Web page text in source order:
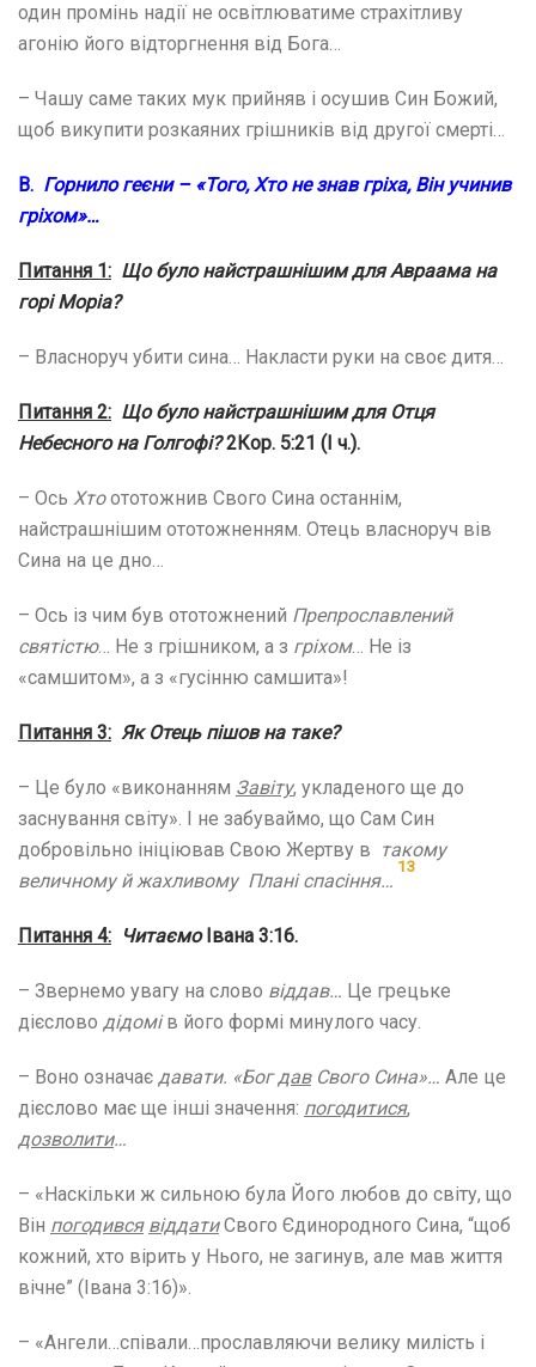
один промінь надії не освітлюватиме страхітливу
агонію його відторгнення від Бога…
– Чашу саме таких мук прийняв і осушив Син Божий,
щоб викупити розкаяних грішників від другої смерті…
В. Горнило геєни – «Того, Хто не знав гріха, Він учинив
гріхом»…
Питання 1: Що було найстрашнішим для Авраама на
горі Моріа?
– Власноруч убити сина… Накласти руки на своє дитя…
Питання 2: Що було найстрашнішим для Отця
Небесного на Голгофі?2Кор. 5:21 (І ч.).
– Ось Хтоототожнив Свого Сина останнім,
найстрашнішим ототожненням. Отець власноруч вів
Сина на це дно…
– Ось із чим був ототожнений Препрославлений
святістю… Не з грішником, а з гріхом… Не із
«самшитом», а з «гусінню самшита»!
Питання 3: Як Отець пішов на таке?
– Це було «виконанням Завіту, укладеного ще до
заснування світу». І не забуваймо, що Сам Син
добровільно ініціював Свою Жертву в такому
величному й жахливому Плані спасіння…
13
Питання 4: Читаємо Івана 3:16.
– Звернемо увагу на слово віддав… Це грецьке
дієслово дідомів його формі минулого часу.
– Воно означає давати. «БогдавСвого Сина»… Але це
дієслово має ще інші значення: погодитися,
дозволити…
– «Наскільки ж сильною була Його любов до світу, що
Він погодився віддати Свого Єдинородного Сина, “щоб
кожний, хто вірить у Нього, не загинув, але мав життя
вічне” (Івана 3:16)».
– «Ангели…співали…прославляючи велику милість і